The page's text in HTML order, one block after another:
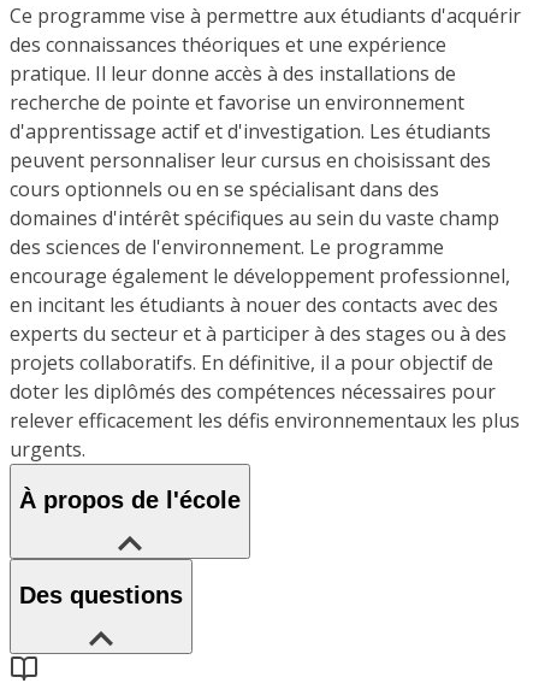
Ce programme vise à permettre aux étudiants d'acquérir
des connaissances théoriques et une expérience
pratique. Il leur donne accès à des installations de
recherche de pointe et favorise un environnement
d'apprentissage actif et d'investigation. Les étudiants
peuvent personnaliser leur cursus en choisissant des
cours optionnels ou en se spécialisant dans des
domaines d'intérêt spécifiques au sein du vaste champ
des sciences de l'environnement. Le programme
encourage également le développement professionnel,
en incitant les étudiants à nouer des contacts avec des
experts du secteur et à participer à des stages ou à des
projets collaboratifs. En définitive, il a pour objectif de
doter les diplômés des compétences nécessaires pour
relever efficacement les défis environnementaux les plus
urgents.
À propos de l'école
Des questions